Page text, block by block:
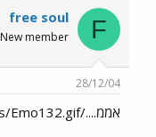
F
free soul
New member
28/12/04
אממ..../images/Emo132.gif